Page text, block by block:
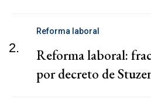
2.
Reforma laboral
Reforma laboral:
por decreto de